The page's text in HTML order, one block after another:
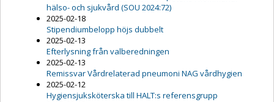
hälso- och sjukvård (SOU 2024:72)
2025-02-18
Stipendiumbelopp höjs dubbelt
2025-02-13
Efterlysning från valberedningen
2025-02-13
Remissvar Vårdrelaterad pneumoni NAG vårdhygien
2025-02-12
Hygiensjuksköterska till HALT:s referensgrupp